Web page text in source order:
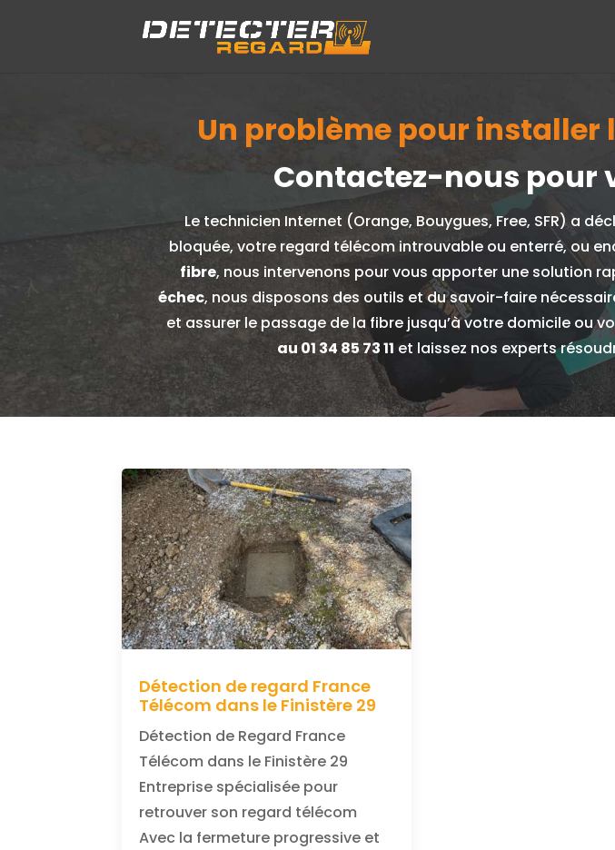
Un problème pour installer
Contactez-nous pour
Le technicien Internet (Orange, Bouygues, Free, SFR) a
bloquée, votre regard télécom introuvable ou enterré, ou
fibre, nous intervenons pour vous apporter une solution
échec, nous disposons des outils et du savoir-faire
et assurer le passage de la fibre jusqu’à votre domicile ou
au01 34 85 73 11 et laissez nos experts
Détection de regard France
Télécom dans le Finistère 29
Détection de Regard France
Télécom dans le Finistère 29
Entreprise spécialisée pour
retrouver son regard télécom
Avec la fermeture progressive et